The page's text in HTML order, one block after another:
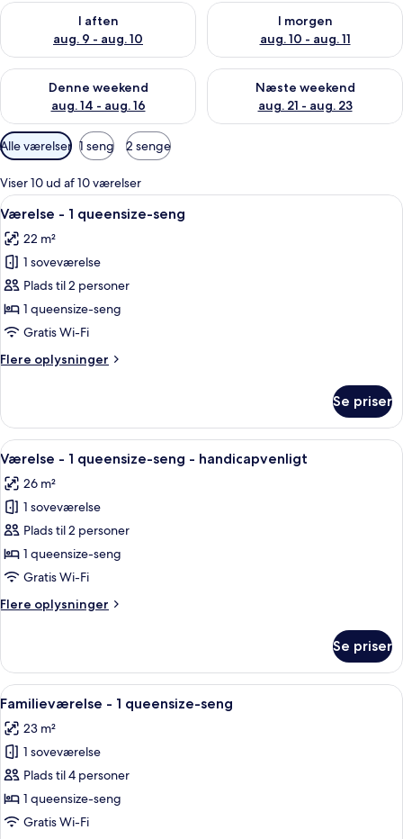
I aften
aug. 9 - aug. 10
Tjek tilgængelighed for i aften aug. 9 - aug. 10
I morgen
aug. 10 - aug. 11
Tjek tilgængelighed for i
Denne weekend
aug. 14 - aug. 16
Tjek tilgængelighed for denne weekend aug. 14 - aug. 16
Næste weekend
aug. 21 - aug. 23
Tjek tilgængelighed for næste
Tilgængelige
filtre
for
værelser
Alle værelser 1 seng 2 senge
Viser 10 ud af 10 værelser
Indlæs
alle
billeder
af
Værelse
-
1
seng
Et hotelværelse med en seng, hvide
9
Værelse - 1 queensize-seng
22 m²
1 soveværelse
Plads til 2 personer
1 queensize-seng
Gratis Wi-Fi
Flere oplysninger
Flere
-
queensize-
Se priser
Indlæs
alle
billeder
af
Værelse
-
1
seng
Et hotelværelse med seng,
12
Værelse - 1 queensize-seng - handicapvenligt
26 m²
1 soveværelse
Plads til 2 personer
1 queensize-seng
Gratis Wi-Fi
Flere oplysninger
Flere
-
queensize-
handicapvenligt
Se priser
Indlæs
alle
billeder
af
Familieværelse
-
1
Et hotelværelse med en seng, hvide
4
Familieværelse - 1 queensize-seng
23 m²
1 soveværelse
Plads til 4 personer
1 queensize-seng
Gratis Wi-Fi